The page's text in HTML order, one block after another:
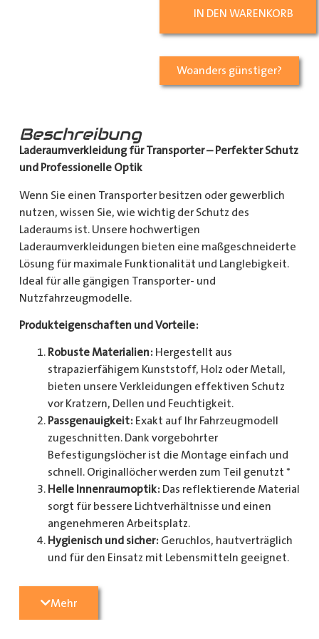
IN DEN WARENKORB
Woanders günstiger?
Beschreibung
Laderaumverkleidung für Transporter – Perfekter Schutz
und Professionelle Optik
Wenn Sie einen Transporter besitzen oder gewerblich
nutzen, wissen Sie, wie wichtig der Schutz des
Laderaums ist. Unsere hochwertigen
Laderaumverkleidungen bieten eine maßgeschneiderte
Lösung für maximale Funktionalität und Langlebigkeit.
Ideal für alle gängigen Transporter- und
Nutzfahrzeugmodelle.
Produkteigenschaften und Vorteile:
Robuste Materialien: Hergestellt aus
strapazierfähigem Kunststoff, Holz oder Metall,
bieten unsere Verkleidungen effektiven Schutz
vor Kratzern, Dellen und Feuchtigkeit.
Passgenauigkeit: Exakt auf Ihr Fahrzeugmodell
zugeschnitten. Dank vorgebohrter
Befestigungslöcher ist die Montage einfach und
schnell. Originallöcher werden zum Teil genutzt *
Helle Innenraumoptik: Das reflektierende Material
sorgt für bessere Lichtverhältnisse und einen
angenehmeren Arbeitsplatz.
Hygienisch und sicher: Geruchlos, hautverträglich
und für den Einsatz mit Lebensmitteln geeignet.
Radkastenschutz, großflächigen Seitenteilen und
mehr.
Mehr